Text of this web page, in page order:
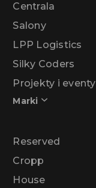
Centrala
Salony
LPP Logistics
Silky Coders
Projekty i eventy
Marki
Reserved
Cropp
House